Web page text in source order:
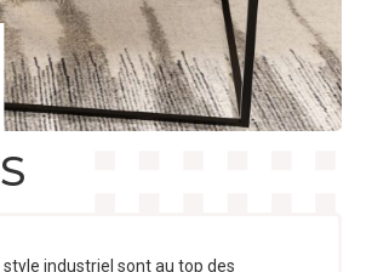
style industriel sont au top des